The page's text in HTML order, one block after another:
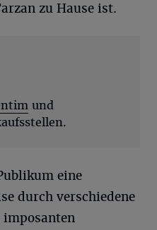
zu Hause ist.
und
eine
durch verschiedene
imposanten